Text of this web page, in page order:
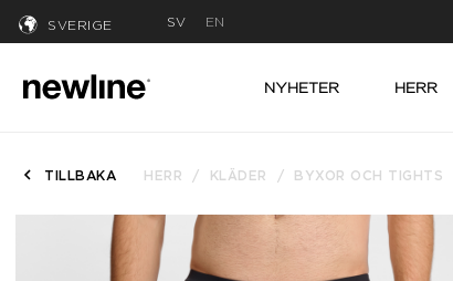
SVERIGE SV EN
NYHETER HERR
TILLBAKA HERR KLÄDER BYXOR OCH TIGHTS